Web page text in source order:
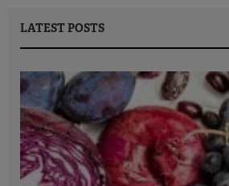
LATEST POSTS